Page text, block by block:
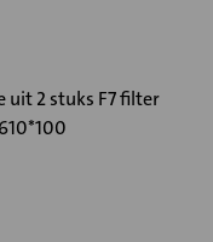
uit 2 stuks F7 filter